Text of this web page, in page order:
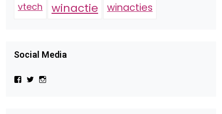
vtech winactie winacties
Social Media
BekijkBekijk